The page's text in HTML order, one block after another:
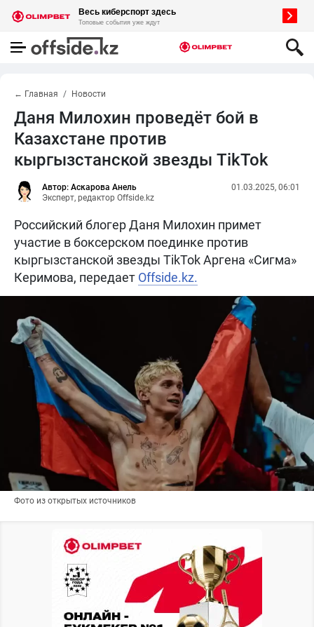
← Главная Новости
Даня Милохин проведёт бой в
Казахстане против
кыргызстанской звезды TikTok
Автор: Аскарова Анель
Эксперт, редактор Offside.kz
01.03.2025, 06:01
Российский блогер Даня Милохин примет
участие в боксерском поединке против
кыргызстанской звезды TikTok Аргена «Сигма»
Керимова, передает Offside.kz.
Фото из открытых источников